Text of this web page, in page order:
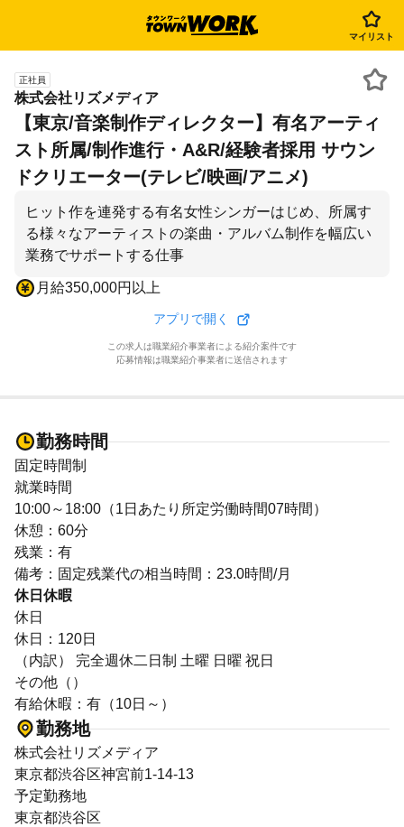
マイリスト
正社員
株式会社リズメディア
【東京/音楽制作ディレクター】有名アーティ
スト所属/制作進行・A&R/経験者採用 サウン
ドクリエーター(テレビ/映画/アニメ)
ヒット作を連発する有名女性シンガーはじめ、所属す
る様々なアーティストの楽曲・アルバム制作を幅広い
業務でサポートする仕事
月給350,000円以上
アプリで開く
この求人は職業紹介事業者による紹介案件です
応募情報は職業紹介事業者に送信されます
勤務時間
固定時間制
就業時間
10:00～18:00（1日あたり所定労働時間07時間）
休憩：60分
残業：有
備考：固定残業代の相当時間：23.0時間/月
休日休暇
休日
休日：120日
（内訳） 完全週休二日制 土曜 日曜 祝日
その他（）
有給休暇：有（10日～）
勤務地
株式会社リズメディア
東京都渋谷区神宮前1-14-13
予定勤務地
東京都渋谷区